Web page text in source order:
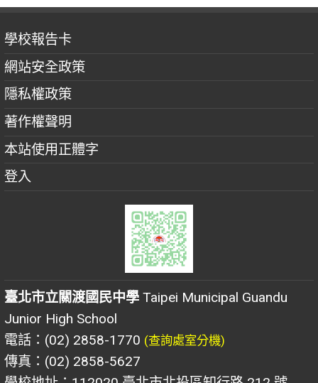
學校報告卡
網站安全政策
隱私權政策
著作權聲明
本站使用正體字
登入
臺北市立關渡國民中學 Taipei Municipal Guandu
Junior High School
電話：(02) 2858-1770 (查詢處室分機)
傳真：(02) 2858-5627